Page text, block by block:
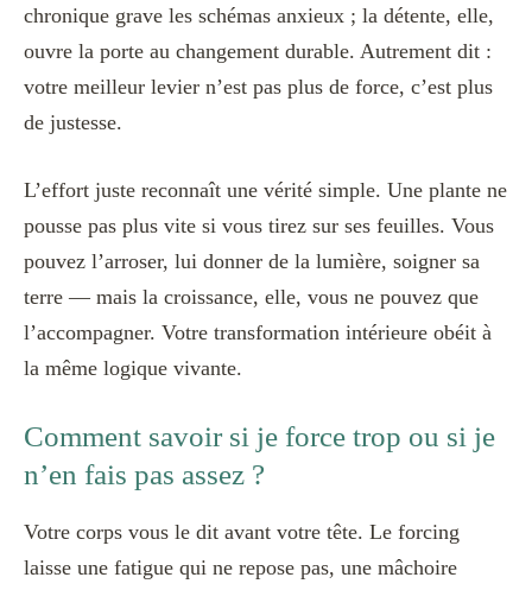
chronique grave les schémas anxieux ; la détente, elle,
ouvre la porte au changement durable. Autrement dit :
votre meilleur levier n’est pas plus de force, c’est plus
de justesse.
L’effort juste reconnaît une vérité simple. Une plante ne
pousse pas plus vite si vous tirez sur ses feuilles. Vous
pouvez l’arroser, lui donner de la lumière, soigner sa
terre — mais la croissance, elle, vous ne pouvez que
l’accompagner. Votre transformation intérieure obéit à
la même logique vivante.
Comment savoir si je force trop ou si je
n’en fais pas assez ?
Votre corps vous le dit avant votre tête. Le forcing
laisse une fatigue qui ne repose pas, une mâchoire